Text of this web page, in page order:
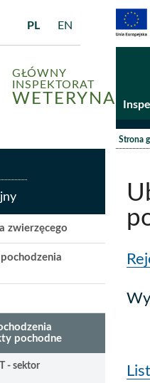
GŁÓWNY
INSPEKTORAT
WETERYNARII
PL EN
Strona
zwierzęcego
pochodne
- sektor